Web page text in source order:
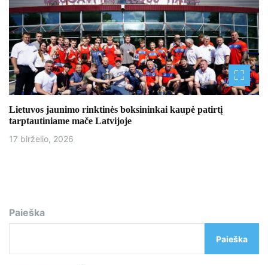
Lietuvos jaunimo rinktinės boksininkai kaupė patirtį
tarptautiniame mače Latvijoje
17 birželio, 2026
Paieška
Paieška